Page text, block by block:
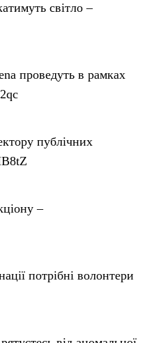
світло –
проведуть в рамках
публічних
–
потрібні волонтери